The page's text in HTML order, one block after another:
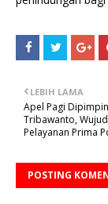
LEBIH LAMA
Apel Pagi
Tribawanto,
Pelayanan Prima
POSTING